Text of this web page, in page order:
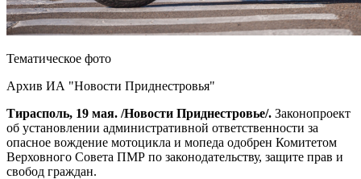
Тематическое фото
Архив ИА "Новости Приднестровья"
Тирасполь, 19 мая. /Новости Приднестровье/. Законопроект
об установлении административной ответственности за
опасное вождение мотоцикла и мопеда одобрен Комитетом
Верховного Совета ПМР по законодательству, защите прав и
свобод граждан.